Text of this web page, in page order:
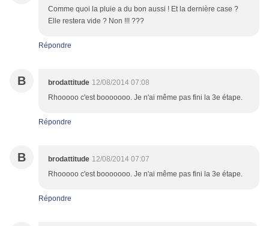
Comme quoi la pluie a du bon aussi ! Et la dernière case ?
Elle restera vide ? Non !!! ???
Répondre
B brodattitude 12/08/2014 07:08
Rhooooo c'est booooooo. Je n'ai même pas fini la 3e étape.
Répondre
B brodattitude 12/08/2014 07:07
Rhooooo c'est booooooo. Je n'ai même pas fini la 3e étape.
Répondre